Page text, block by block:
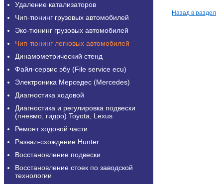
Удаление катализаторов
Чип-тюнинг грузовых автомобилей
Эко-тюнинг грузовых автомобилей
Чип-тюнинг легковых автомобилей
Динамометрический стенд
Файл-сервис эбу (File service ecu)
Электроника Мерседес (Mercedes)
Диагностика ходовой
Диагностика и регулировка подвески
(пневмо, гидро) Toyota, Lexus
Ремонт ходовой части
Развал-схождение Hunter
Восстановление подвески
Восстановление стоек по заводской
технологии
Назад в раздел